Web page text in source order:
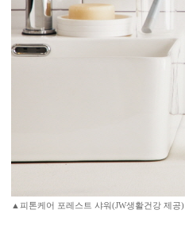
▲피톤케어 포레스트 샤워(JW생활건강 제공)